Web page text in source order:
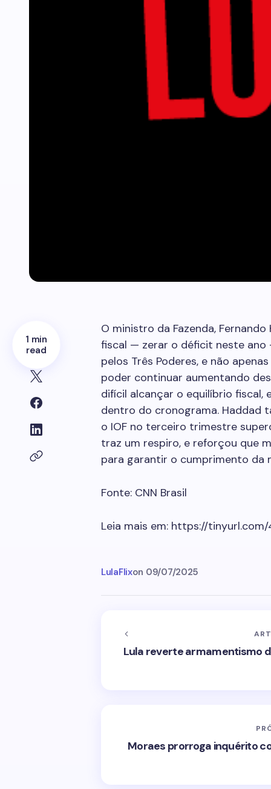
1 min
read
O ministro da Fazenda,
fiscal — zerar o déficit neste
pelos Três Poderes, e não
poder continuar aumentando
difícil alcançar o equilíbrio
dentro do cronograma. Haddad
o IOF no terceiro trimestre
traz um respiro, e reforçou que
para garantir o cumprimento da
Fonte: CNN Brasil
Leia mais em: https://
LulaFlixon 09/07/2025
Lula reverte armamentismo
Moraes prorroga inquérito